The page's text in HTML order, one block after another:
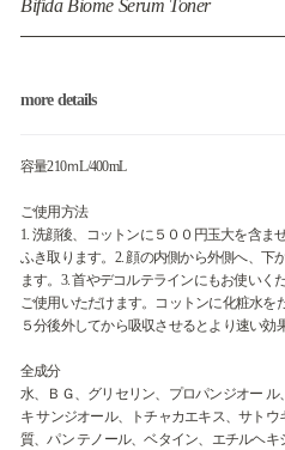
Bifida Biome Serum Toner
more details
容量210ｍL/400mL
ご使用方法
1. 洗顔後、コットンに５００円玉大を含ま
ふき取ります。2. 顔の内側から外側へ、下
ます。3. 首やデコルテラインにもお使いく
ご使用いただけます。コットンに化粧水を
５分後外してから吸収させるとより速い効
全成分
水、ＢＧ、グリセリン、プロパンジオー
キ サンジオール、トチャカエキス、サト
質、パン テノール、ベタイン、エチルヘ